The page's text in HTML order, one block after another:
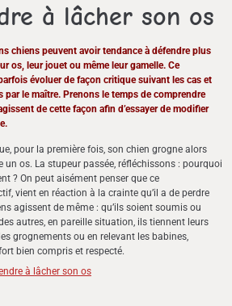
à lâcher son os
chiens peuvent avoir tendance à défendre plus
os, leur jouet ou même leur gamelle. Ce
évoluer de façon critique suivant les cas et
par le maître. Prenons le temps de comprendre
de cette façon afin d’essayer de modifier
pour la première fois, son chien grogne alors
un os. La stupeur passée, réfléchissons : pourquoi
? On peut aisément penser que ce
vient en réaction à la crainte qu’il a de perdre
agissent de même : qu’ils soient soumis ou
autres, en pareille situation, ils tiennent leurs
grognements ou en relevant les babines,
bien compris et respecté.